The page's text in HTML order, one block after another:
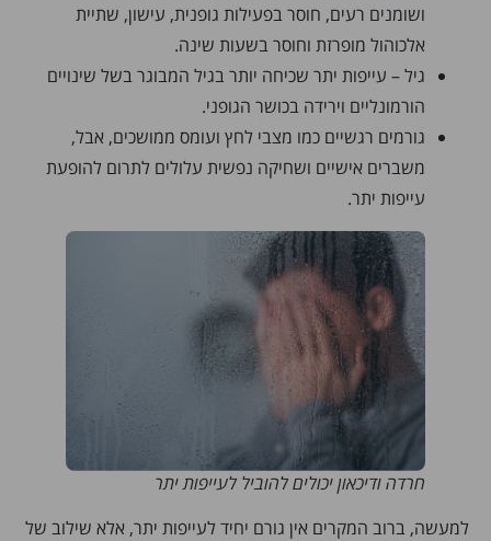
ושומנים רעים, חוסר בפעילות גופנית, עישון, שתיית
אלכוהול מופרזת וחוסר בשעות שינה.
גיל – עייפות יתר שכיחה יותר בגיל המבוגר בשל שינויים
הורמונליים וירידה בכושר הגופני.
גורמים רגשיים כמו מצבי לחץ ועומס ממושכים, אבל,
משברים אישיים ושחיקה נפשית עלולים לתרום להופעת
עייפות יתר.
חרדה ודיכאון יכולים להוביל לעייפות יתר
למעשה, ברוב המקרים אין גורם יחיד לעייפות יתר, אלא שילוב של